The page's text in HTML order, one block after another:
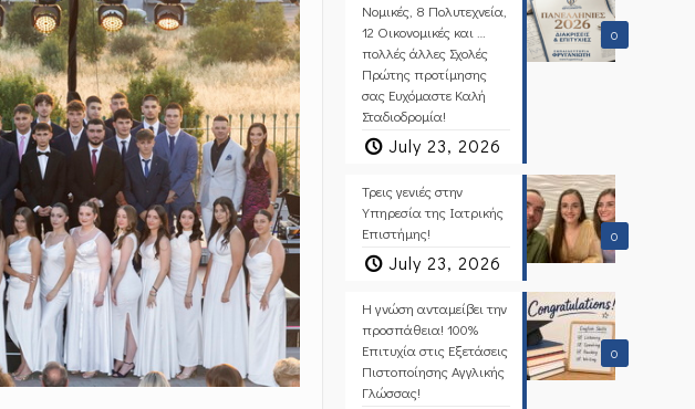
0
Νομικές, 8 Πολυτεχνεία,
12 Οικονομικές και …
πολλές άλλες Σχολές
Πρώτης προτίμησης
σας Ευχόμαστε Καλή
Σταδιοδρομία!
July 23, 2026
0
Τρεις γενιές στην
Υπηρεσία της Ιατρικής
Επιστήμης!
July 23, 2026
0
Η γνώση ανταμείβει την
προσπάθεια! 100%
Επιτυχία στις Εξετάσεις
Πιστοποίησης Αγγλικής
Γλώσσας!